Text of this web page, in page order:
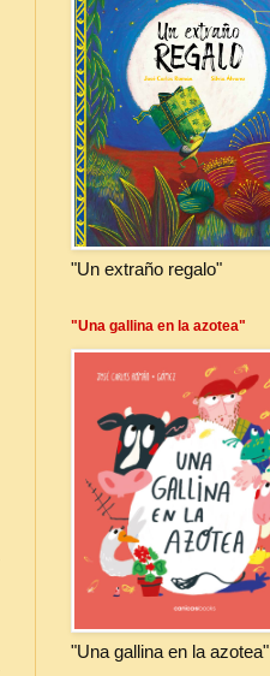
"Un extraño regalo"
"Una gallina en la azotea"
"Una gallina en la azotea"